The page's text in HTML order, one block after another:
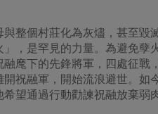
整個村莊化為灰燼，甚至毀
，是罕見的力量。為避免孽
麾下的先鋒將軍，四處征戰
祝融軍，開始流浪避世。如
望通過行動勸諫祝融放棄弱